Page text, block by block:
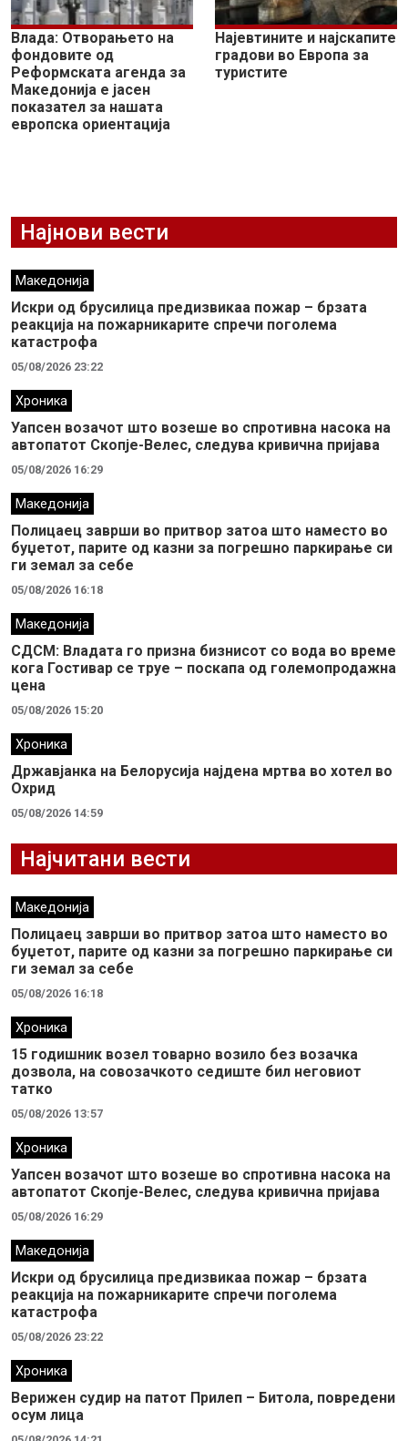
Влада: Отворањето на
фондовите од
Реформската агенда за
Македонија е јасен
показател за нашата
европска ориентација
Најевтините и најскапите
градови во Европа за
туристите
Најнови вести
Македонија
Искри од брусилица предизвикаа пожар – брзата
реакција на пожарникарите спречи поголема
катастрофа
05/08/2026 23:22
Хроника
Уапсен возачот што возеше во спротивна насока на
автопатот Скопје-Велес, следува кривична пријава
05/08/2026 16:29
Македонија
Полицаец заврши во притвор затоа што наместо во
буџетот, парите од казни за погрешно паркирање си
ги земал за себе
05/08/2026 16:18
Македонија
СДСМ: Владата го призна бизнисот со вода во време
кога Гостивар се труе – поскапа од големопродажна
цена
05/08/2026 15:20
Хроника
Државјанка на Белорусија најдена мртва во хотел во
Охрид
05/08/2026 14:59
Најчитани вести
Македонија
Полицаец заврши во притвор затоа што наместо во
буџетот, парите од казни за погрешно паркирање си
ги земал за себе
05/08/2026 16:18
Хроника
15 годишник возел товарно возило без возачка
дозвола, на совозачкото седиште бил неговиот
татко
05/08/2026 13:57
Хроника
Уапсен возачот што возеше во спротивна насока на
автопатот Скопје-Велес, следува кривична пријава
05/08/2026 16:29
Македонија
Искри од брусилица предизвикаа пожар – брзата
реакција на пожарникарите спречи поголема
катастрофа
05/08/2026 23:22
Хроника
Верижен судир на патот Прилеп – Битола, повредени
осум лица